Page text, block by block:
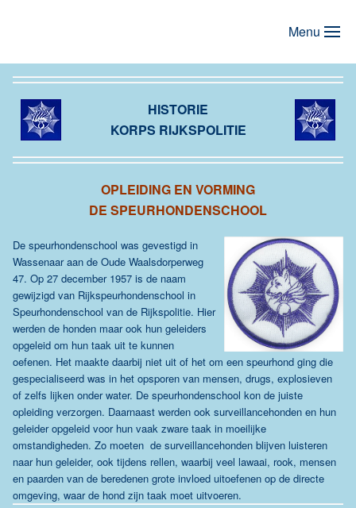
Menu
HISTORIE
KORPS RIJKSPOLITIE
OPLEIDING EN VORMING
DE SPEURHONDENSCHOOL
De speurhondenschool was gevestigd in
Wassenaar aan de Oude Waalsdorperweg
47. Op 27 december 1957 is de naam
gewijzigd van Rijkspeurhondenschool in
Speurhondenschool van de Rijkspolitie. Hier
werden de honden maar ook hun geleiders
opgeleid om hun taak uit te kunnen
oefenen. Het maakte daarbij niet uit of het om een speurhond ging die
gespecialiseerd was in het opsporen van mensen, drugs, explosieven
of zelfs lijken onder water. De speurhondenschool kon de juiste
opleiding verzorgen. Daarnaast werden ook surveillancehonden en hun
geleider opgeleid voor hun vaak zware taak in moeilijke
omstandigheden. Zo moeten de surveillancehonden blijven luisteren
naar hun geleider, ook tijdens rellen, waarbij veel lawaai, rook, mensen
en paarden van de beredenen grote invloed uitoefenen op de directe
omgeving, waar de hond zijn taak moet uitvoeren.